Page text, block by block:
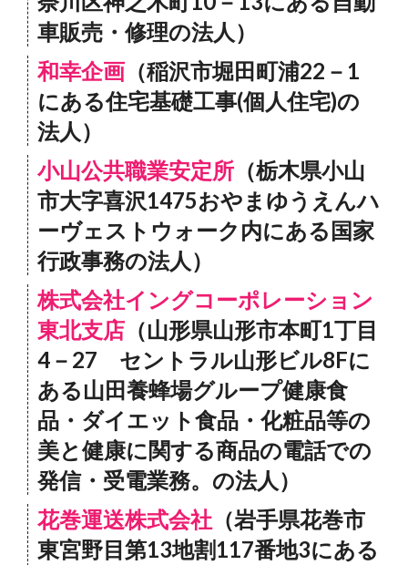
車販売・修理の法人）
和幸企画 （稲沢市堀田町浦22－1
にある住宅基礎工事(個人住宅)の
法人）
小山公共職業安定所 （栃木県小山
市大字喜沢1475おやまゆうえんハ
ーヴェストウォーク内にある国家
行政事務の法人）
株式会社イングコーポレーション
東北支店 （山形県山形市本町1丁目
4－27 セントラル山形ビル8Fに
ある山田養蜂場グループ健康食
品・ダイエット食品・化粧品等の
美と健康に関する商品の電話での
発信・受電業務。の法人）
花巻運送株式会社 （岩手県花巻市
東宮野目第13地割117番地3にある